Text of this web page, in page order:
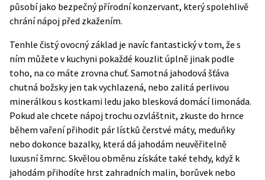
působí jako bezpečný přírodní konzervant, který spolehlivě
chrání nápoj před zkažením.
Tenhle čistý ovocný základ je navíc fantastický v tom, že s
ním můžete v kuchyni pokaždé kouzlit úplně jinak podle
toho, na co máte zrovna chuť. Samotná jahodová šťáva
chutná božsky jen tak vychlazená, nebo zalitá perlivou
minerálkou s kostkami ledu jako blesková domácí limonáda.
Pokud ale chcete nápoj trochu ozvláštnit, zkuste do hrnce
během vaření přihodit pár lístků čerstvé máty, meduňky
nebo dokonce bazalky, která dá jahodám neuvěřitelně
luxusní šmrnc. Skvělou obměnu získáte také tehdy, když k
jahodám přihodíte hrst zahradních malin, borůvek nebo